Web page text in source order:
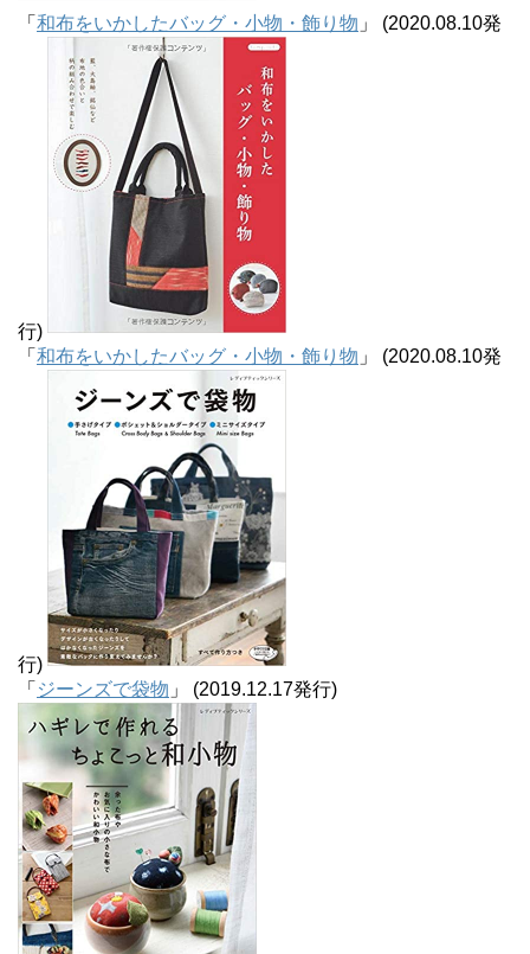
「 和布をいかしたバッグ・小物・飾り物 」 (2020.08.10発
行)
「 和布をいかしたバッグ・小物・飾り物 」 (2020.08.10発
行)
「 ジーンズで袋物 」 (2019.12.17発行)